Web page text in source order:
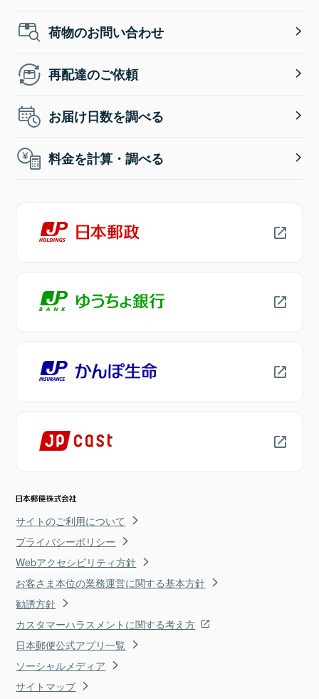
荷物のお問い合わせ
再配達のご依頼
お届け日数を調べる
料金を計算・調べる
サイトのご利用について
プライバシーポリシー
Webアクセシビリティ方針
お客さま本位の業務運営に関する基本方針
勧誘方針
カスタマーハラスメントに関する考え方
日本郵便公式アプリ一覧
ソーシャルメディア
サイトマップ